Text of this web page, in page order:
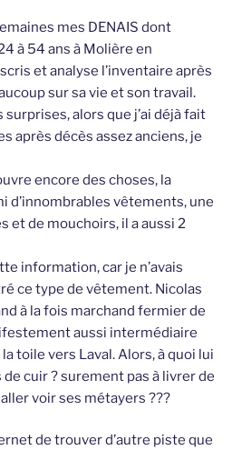
mes DENAIS dont
à 54 ans à Molière en
et analyse l’inventaire après
sur sa vie et son travail.
surprises, alors que j’ai déjà fait
après décès assez anciens, je
encore des choses, la
d’innombrables vêtements, une
et de mouchoirs, il a aussi 2
information, car je n’avais
ce type de vêtement. Nicolas
à la fois marchand fermier de
aussi intermédiaire
toile vers Laval. Alors, à quoi lui
cuir ? surement pas à livrer de
voir ses métayers ???
de trouver d’autre piste que